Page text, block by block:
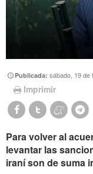
Publicada:sábado, 19 de
Imprimir
Para volver al
levantar las
iraní son de suma